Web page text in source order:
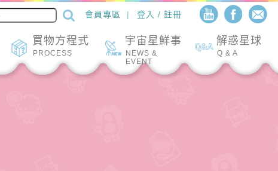
會員專區 登入 / 註冊
解惑星球
Q & A
宇宙星鮮事
NEWS &
EVENT
買物方程式
PROCESS